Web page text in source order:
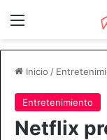
Menú
Inicio /
Entretenimiento
Netflix